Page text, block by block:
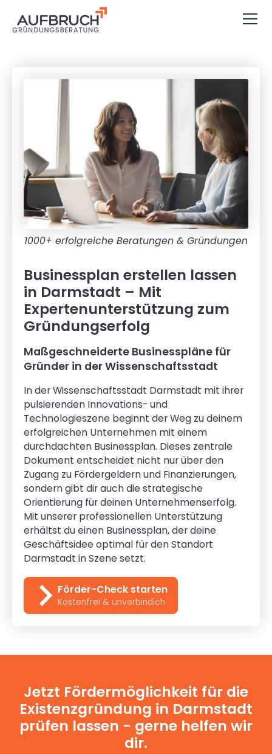
Businessplan erstellen lassen
in Darmstadt – Mit
Expertenunterstützung zum
Gründungserfolg
Maßgeschneiderte Businesspläne für
Gründer in der Wissenschaftsstadt
In der Wissenschaftsstadt Darmstadt mit ihrer
pulsierenden Innovations- und
Technologieszene beginnt der Weg zu deinem
erfolgreichen Unternehmen mit einem
durchdachten Businessplan. Dieses zentrale
Dokument entscheidet nicht nur über den
Zugang zu Fördergeldern und Finanzierungen,
sondern gibt dir auch die strategische
Orientierung für deinen Unternehmenserfolg.
Mit unserer professionellen Unterstützung
erhältst du einen Businessplan, der deine
Geschäftsidee optimal für den Standort
Darmstadt in Szene setzt.
Förder-Check starten
Kostenfrei & unverbindich
1000+ erfolgreiche Beratungen & Gründungen
Jetzt Fördermöglichkeit für die
Existenzgründung in Darmstadt
prüfen lassen - gerne helfen wir
dir.